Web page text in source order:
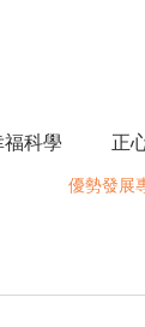
科學 正
優勢發展